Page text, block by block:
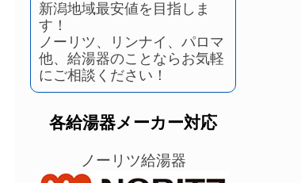
新潟地域最安値を目指しま
す！
ノーリツ、リンナイ、パロマ
他、給湯器のことならお気軽
にご相談ください！
各給湯器メーカー対応
ノーリツ給湯器